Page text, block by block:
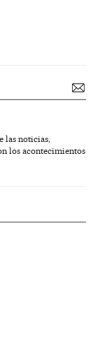
las noticias,
los acontecimientos